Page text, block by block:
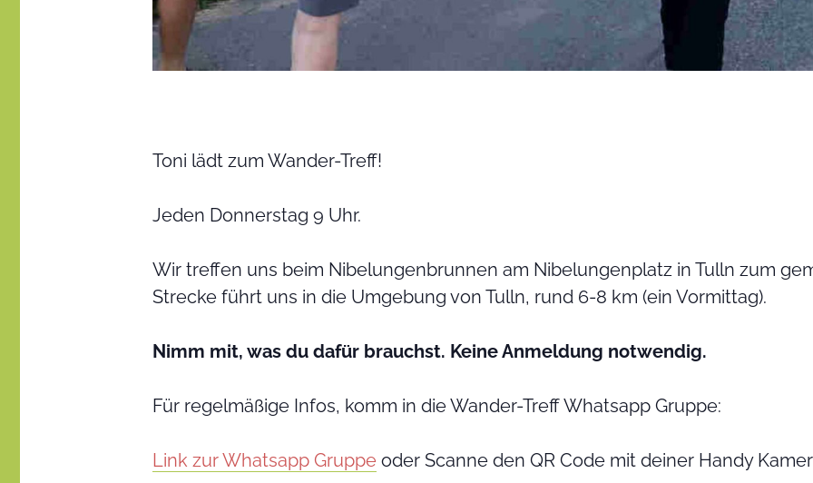
Toni lädt zum Wander-Treff!
Jeden Donnerstag 9 Uhr.
Wir treffen uns beim Nibelungenbrunnen am Nibelungenplatz in Tulln zum
Strecke führt uns in die Umgebung von Tulln, rund 6-8 km (ein Vormittag).
Nimm mit, was du dafür brauchst. Keine Anmeldung notwendig.
Für regelmäßige Infos, komm in die Wander-Treff Whatsapp Gruppe:
Link zur Whatsapp Gruppe oder Scanne den QR Code mit deiner Handy